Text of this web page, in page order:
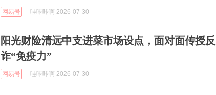
网易号 哇咔咔啊 2026-07-30
阳光财险清远中支进菜市场设点，面对面传授反
诈“免疫力”
网易号 哇咔咔啊 2026-07-30